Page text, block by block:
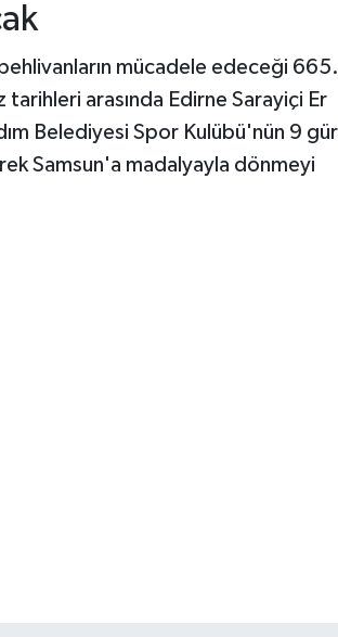
mücadele edeceği
tarihleri arasında Edirne Sarayiçi Er
Belediyesi Spor Kulübü'nün 9
Samsun'a madalyayla dönmeyi